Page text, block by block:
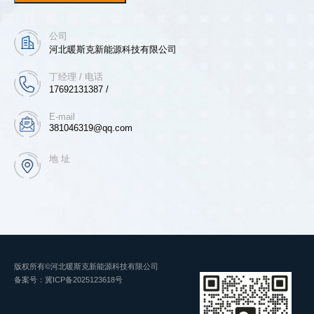
公司
河北暖斯克新能源科技有限公司
丁经理 / 电话
17692131387 /
E-mail
381046319@qq.com
地 址
版权所有©河北暖斯克新能源科技有限公司
备案号：冀ICP备2025123618号